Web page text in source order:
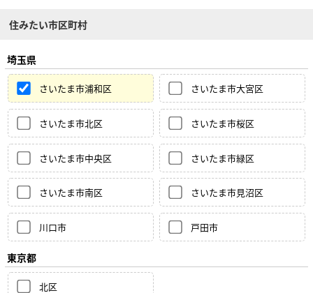
住みたい市区町村
埼玉県
さいたま市浦和区 さいたま市大宮区
さいたま市北区 さいたま市桜区
さいたま市中央区 さいたま市緑区
さいたま市南区 さいたま市見沼区
川口市 戸田市
東京都
北区